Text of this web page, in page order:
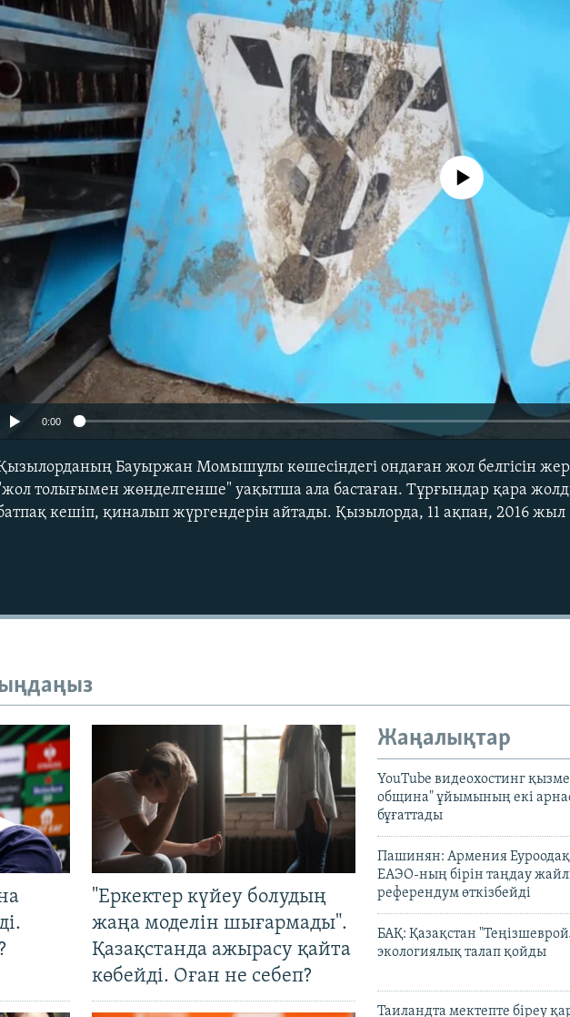
No media source currently
0:00
Бауыржан Момышұлы көшесіндегі ондаған жол белгісін
толығымен жөнделгенше" уақытша ала бастаған. Тұрғындар қара
кешіп, қиналып жүргендерін айтады. Қызылорда, 11 ақпан, 2016 жыл
"Еркектер күйеу болудың
жаңа моделін шығармады".
Қазақстанда ажырасу қайта
көбейді. Оған не себеп?
Жаңалықтар
YouTube видеохостинг
община" ұйымының екі
бұғаттады
Пашинян: Армения
ЕАЭО-ның бірін таңдау
референдум өткізбейді
БАҚ: Қазақстан
экологиялық талап қойды
Таиландта мектепте біреу